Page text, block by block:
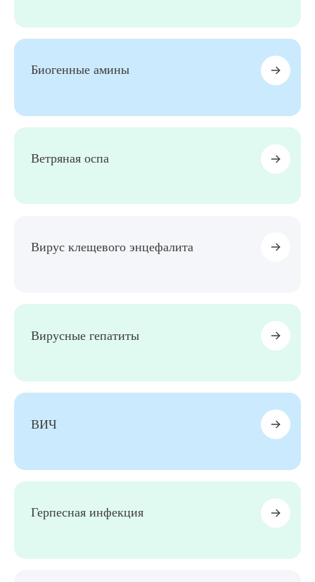
Биогенные амины
Ветряная оспа
Вирус клещевого энцефалита
Вирусные гепатиты
ВИЧ
Герпесная инфекция